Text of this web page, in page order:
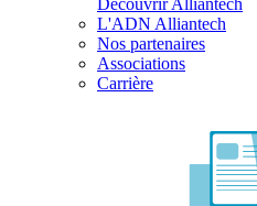
Découvrir Alliantech
L'ADN Alliantech
Nos partenaires
Associations
Carrière